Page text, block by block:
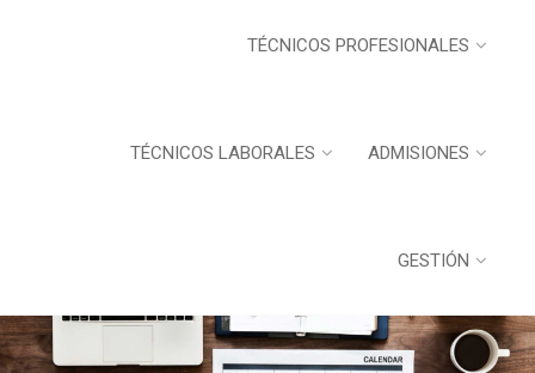
TÉCNICOS PROFESIONALES
TÉCNICOS LABORALES ADMISIONES
GESTIÓN